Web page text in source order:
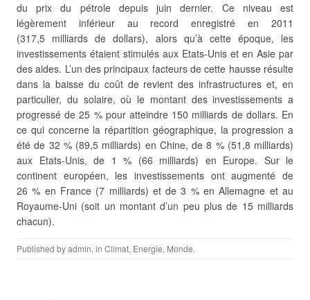
du prix du pétrole depuis juin dernier. Ce niveau est
légèrement inférieur au record enregistré en 2011
(317,5 milliards de dollars), alors qu’à cette époque, les
investissements étaient stimulés aux Etats-Unis et en Asie par
des aides. L’un des principaux facteurs de cette hausse résulte
dans la baisse du coût de revient des infrastructures et, en
particulier, du solaire, où le montant des investissements a
progressé de 25 % pour atteindre 150 milliards de dollars. En
ce qui concerne la répartition géographique, la progression a
été de 32 % (89,5 milliards) en Chine, de 8 % (51,8 milliards)
aux Etats-Unis, de 1 % (66 milliards) en Europe. Sur le
continent européen, les investissements ont augmenté de
26 % en France (7 milliards) et de 3 % en Allemagne et au
Royaume-Uni (soit un montant d’un peu plus de 15 milliards
chacun).
Published byadmin, in Climat, Energie, Monde.